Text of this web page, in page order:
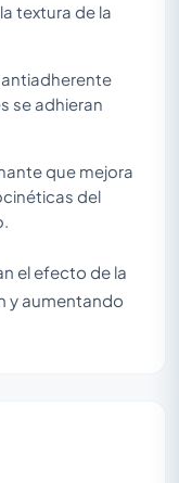
textura de la
se adhieran
que mejora
del
el efecto de la
y aumentando